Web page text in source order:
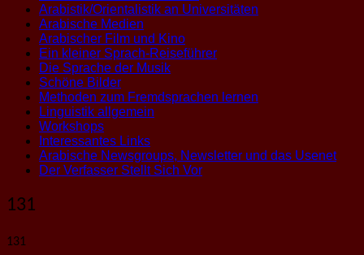
Arabistik/Orientalistik an Universitäten
Arabische Medien
Arabischer Film und Kino
Ein kleiner Sprach-Reiseführer
Die Sprache der Musik
Schöne Bilder
Methoden zum Fremdsprachen lernen
Linguistik allgemein
Workshops
Interessantes Links
Arabische Newsgroups, Newsletter und das Usenet
Der Verfasser Stellt Sich Vor
131
131